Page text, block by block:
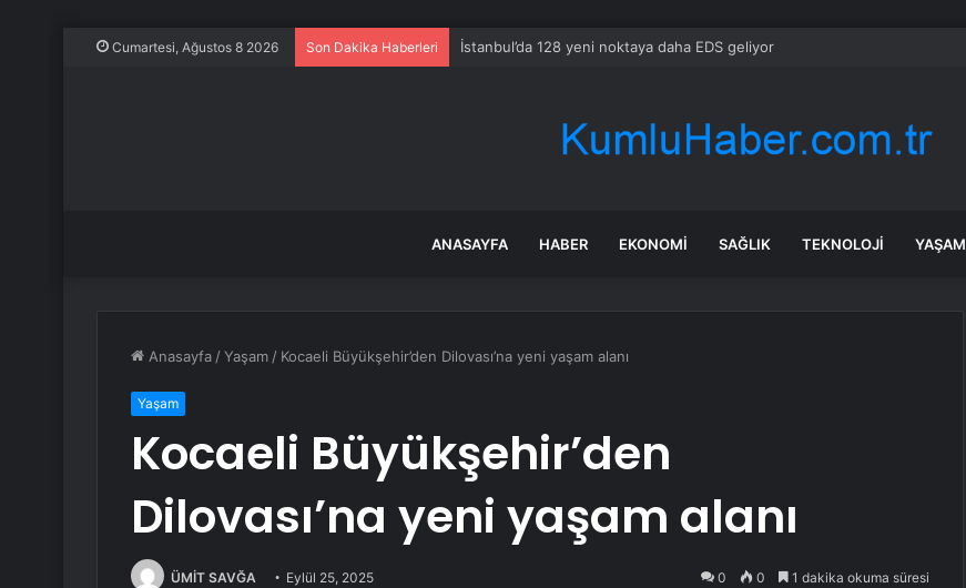
Cumartesi, Ağustos 8 2026 Son Dakika Haberleri İstanbul’da 128 yeni noktaya daha EDS geliyor
ANASAYFA HABER EKONOMI SAĞLIK TEKNOLOJI YAŞAM
Anasayfa /Yaşam / Kocaeli Büyükşehir’den Dilovası’na yeni yaşam alanı
Yaşam
Kocaeli Büyükşehir’den
Dilovası’na yeni yaşam alanı
ÜMİT SAVĞA Eylül 25, 2025 0 0 1 dakika okuma süresi